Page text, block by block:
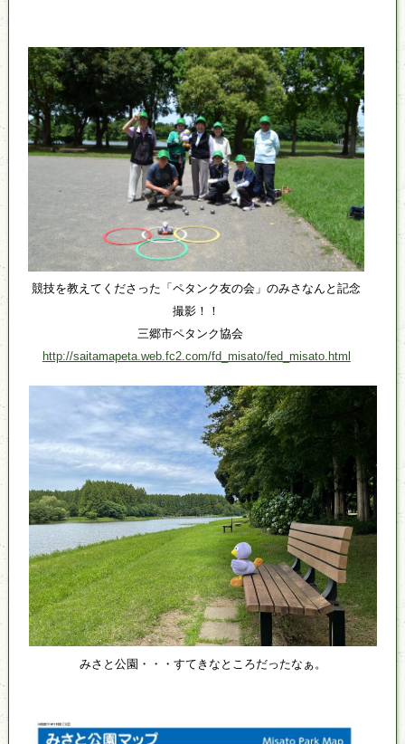
競技を教えてくださった「ペタンク友の会」のみさなんと記念
撮影！！
三郷市ペタンク協会
http://saitamapeta.web.fc2.com/fd_misato/fed_misato.html
みさと公園・・・すてきなところだったなぁ。